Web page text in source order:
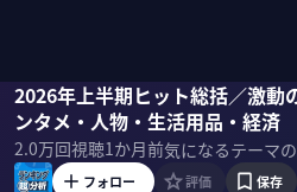
2026年上半期ヒット総括／激動
ンタメ・人物・生活用品・経済
2.0万回視聴1か月前
澤原昇石田健西村真二竹内由恵
フォロー 評価 保存